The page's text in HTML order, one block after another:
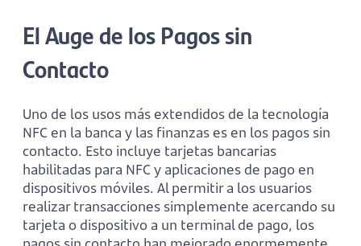
El Auge de los Pagos sin
Contacto
Uno de los usos más extendidos de la tecnología
NFC en la banca y las finanzas es en los pagos sin
contacto. Esto incluye tarjetas bancarias
habilitadas para NFC y aplicaciones de pago en
dispositivos móviles. Al permitir a los usuarios
realizar transacciones simplemente acercando su
tarjeta o dispositivo a un terminal de pago, los